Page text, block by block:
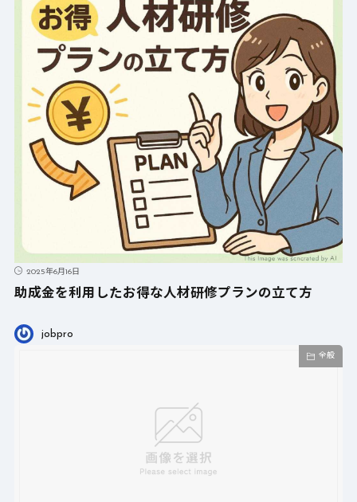
2025年6月16日
助成金を利用したお得な人材研修プランの立て方
jobpro
全般